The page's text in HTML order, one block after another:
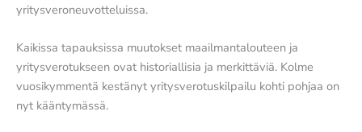
yritysveroneuvotteluissa.
Kaikissa tapauksissa muutokset maailmantalouteen ja
yritysverotukseen ovat historiallisia ja merkittäviä. Kolme
vuosikymmentä kestänyt yritysverotuskilpailu kohti pohjaa on
nyt kääntymässä.